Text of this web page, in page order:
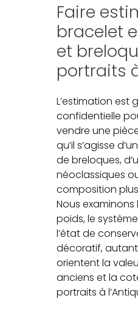
Faire
bracelet
et
portraits
L’estimation est
confidentielle
vendre une
qu’il s’agisse
de breloques,
néoclassiques
composition
Nous examinons
poids, le
l’état de
décoratif,
orientent la
anciens et la
portraits à